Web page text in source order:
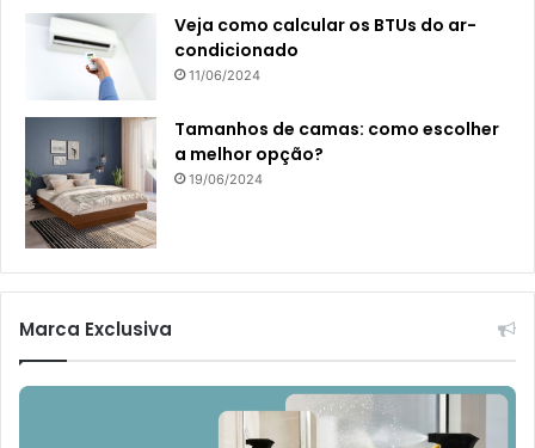
Veja como calcular os BTUs do ar-
condicionado
11/06/2024
Tamanhos de camas: como escolher
a melhor opção?
19/06/2024
Marca Exclusiva